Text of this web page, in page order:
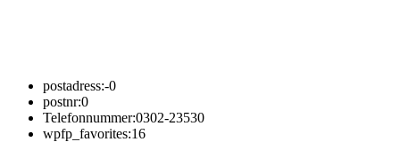
postadress:-0
postnr:0
Telefonnummer:0302-23530
wpfp_favorites:16